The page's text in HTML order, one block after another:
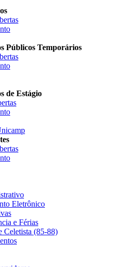
Públicos Temporários
de Estágio
Eletrônico
e Férias
Celetista (85-88)